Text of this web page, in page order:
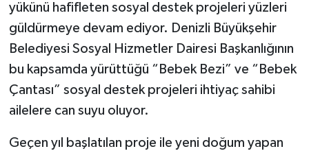
yükünü hafifleten sosyal destek projeleri yüzleri
güldürmeye devam ediyor. Denizli Büyükşehir
Belediyesi Sosyal Hizmetler Dairesi Başkanlığının
bu kapsamda yürüttüğü “Bebek Bezi” ve “Bebek
Çantası” sosyal destek projeleri ihtiyaç sahibi
ailelere can suyu oluyor.
Geçen yıl başlatılan proje ile yeni doğum yapan